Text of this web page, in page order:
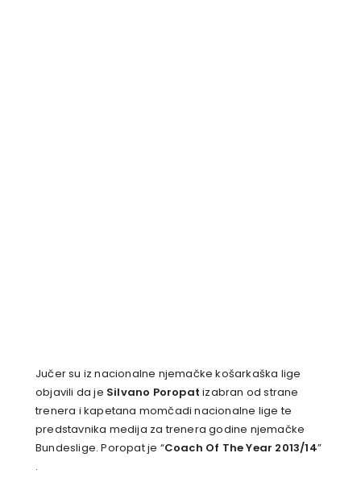
Jučer su iz nacionalne njemačke košarkaška lige
objavili da je Silvano Poropat izabran od strane
trenera i kapetana momčadi nacionalne lige te
predstavnika medija za trenera godine njemačke
Bundeslige. Poropat je “Coach Of The Year 2013/14”
.